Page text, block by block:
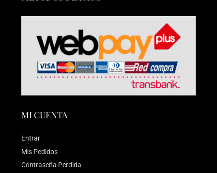
MI CUENTA
Entrar
Mis Pedidos
Contraseña Perdida